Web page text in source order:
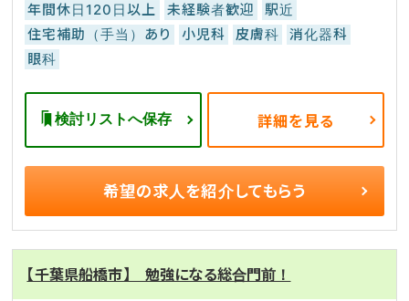
年間休日120日以上 未経験者歓迎
駅近
住宅補助（手当）あり
小児科 皮膚科
消化器科
眼科
検討リストへ保存 詳細を見る
希望の求人を紹介してもらう
【千葉県船橋市】 勉強になる総合門前！